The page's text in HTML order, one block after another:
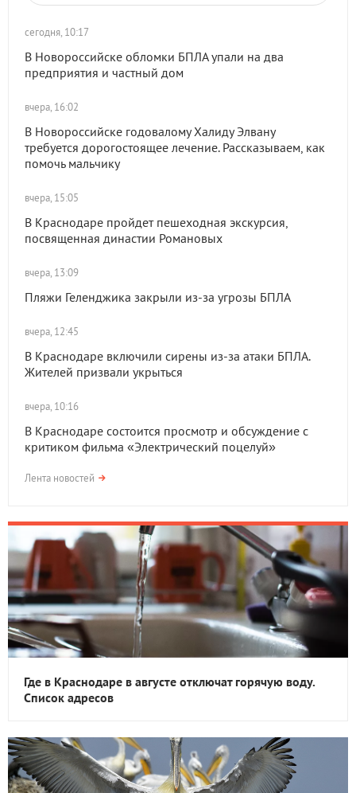
сегодня, 10:17
В Новороссийске обломки БПЛА упали на два
предприятия и частный дом
вчера, 16:02
В Новороссийске годовалому Халиду Элвану
требуется дорогостоящее лечение. Рассказываем, как
помочь мальчику
вчера, 15:05
В Краснодаре пройдет пешеходная экскурсия,
посвященная династии Романовых
вчера, 13:09
Пляжи Геленджика закрыли из-за угрозы БПЛА
вчера, 12:45
В Краснодаре включили сирены из-за атаки БПЛА.
Жителей призвали укрыться
вчера, 10:16
В Краснодаре состоится просмотр и обсуждение с
критиком фильма «Электрический поцелуй»
Лента новостей
Где в Краснодаре в августе отключат горячую воду.
Список адресов